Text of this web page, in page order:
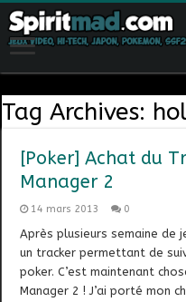
Tag Archives:
[Poker] Achat du
Manager 2
14 mars 2013 0
Après plusieurs semaine de
un tracker permettant de
poker. C’est maintenant
Manager 2 ! J’ai porté mon